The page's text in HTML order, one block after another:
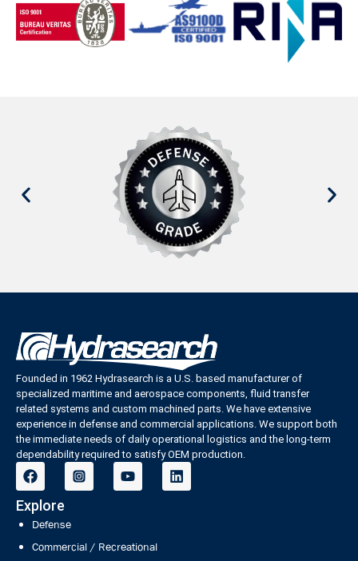
Founded in 1962 Hydrasearch is a U.S. based manufacturer of
specialized maritime and aerospace components, fluid transfer
related systems and custom machined parts. We have extensive
experience in defense and commercial applications. We support both
the immediate needs of daily operational logistics and the long-term
dependability required to satisfy OEM production.
Explore
Defense
Commercial / Recreational